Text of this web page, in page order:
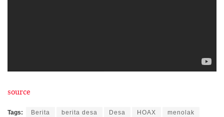
source
Tags: Berita berita desa Desa HOAX menolak